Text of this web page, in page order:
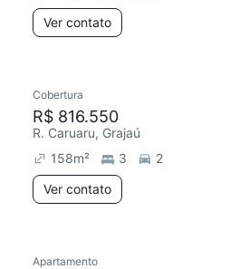
Ver contato
Cobertura
R$ 816.550
R. Caruaru, Grajaú
158m² 3
2
Ver contato
Apartamento